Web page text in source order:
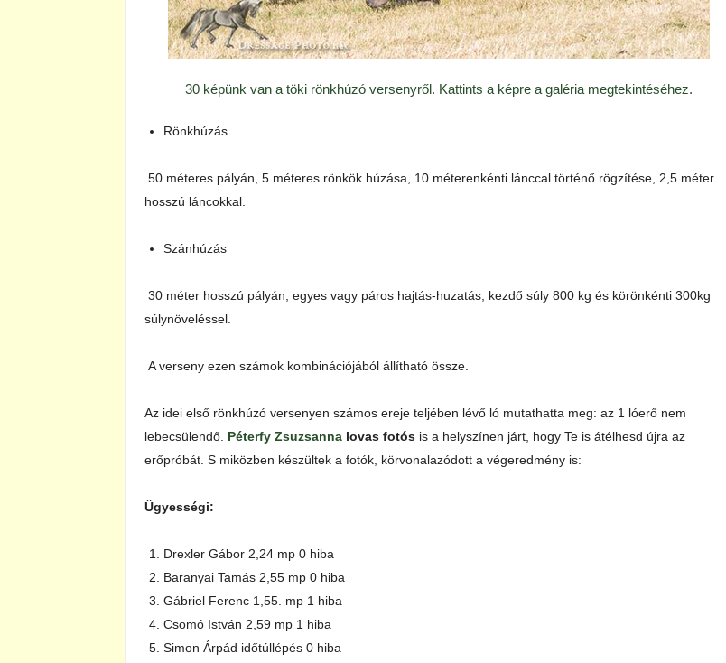
30 képünk van a töki rönkhúzó versenyről. Kattints a képre a galéria megtekintéséhez.
Rönkhúzás
50 méteres pályán, 5 méteres rönkök húzása, 10 méterenkénti lánccal történő rögzítése, 2,5 méter
hosszú láncokkal.
Szánhúzás
30 méter hosszú pályán, egyes vagy páros hajtás-­huzatás, kezdő súly 800 kg és körönkénti 300kg
súlynöveléssel.
A verseny ezen számok kombinációjából állítható össze.
Az idei első rönkhúzó versenyen számos ereje teljében lévő ló mutathatta meg: az 1 lóerő nem
lebecsülendő. Péterfy Zsuzsanna lovas fotós is a helyszínen járt, hogy Te is átélhesd újra az
erőpróbát. S miközben készültek a fotók, körvonalazódott a végeredmény is:
Ügyességi:
Drexler Gábor 2,24 mp 0 hiba
Baranyai Tamás 2,55 mp 0 hiba
Gábriel Ferenc 1,55. mp 1 hiba
Csomó István 2,59 mp 1 hiba
Simon Árpád időtúllépés 0 hiba